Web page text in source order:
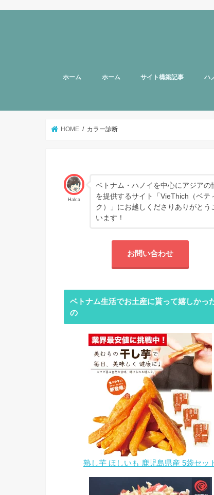
ホーム ホーム サイト構築記事 ハ
旅
マ
ヘ
ハ
ア
HOME カラー診断
Halca
ベトナム・ハノイを中心にアジアの
を提供するサイト「VieThich（ベテ
ク）」にお越しくださりありがとう
います！
お問い合わせ
ベトナム生活でお土産に貰って嬉しかっ
の
熟し芋 ほしいも 鹿児島県産 5袋セッ